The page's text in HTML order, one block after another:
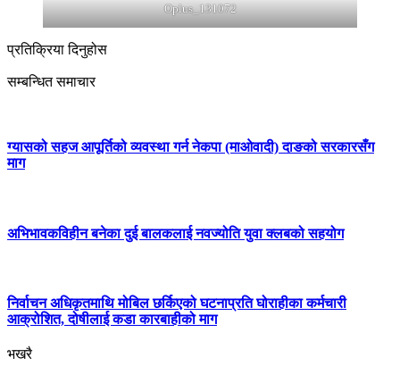
Oplus_131072
प्रतिक्रिया दिनुहोस
सम्बन्धित समाचार
ग्यासको सहज आपूर्तिको व्यवस्था गर्न नेकपा (माओवादी) दाङको सरकारसँग
माग
अभिभावकविहीन बनेका दुई बालकलाई नवज्योति युवा क्लबको सहयोग
निर्वाचन अधिकृतमाथि मोबिल छर्किएको घटनाप्रति घोराहीका कर्मचारी
आक्रोशित, दोषीलाई कडा कारबाहीको माग
भखरै